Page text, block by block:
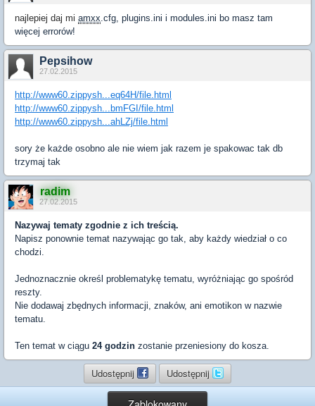
najlepiej daj mi amxx .cfg, plugins.ini i modules.ini bo masz tam
więcej errorów!
Pepsihow
27.02.2015
http://www60.zippysh...eq64H/file.html
http://www60.zippysh...bmFGI/file.html
http://www60.zippysh...ahLZj/file.html
sory że każde osobno ale nie wiem jak razem je spakowac tak db
trzymaj tak
radim
27.02.2015
Nazywaj tematy zgodnie z ich treścią.
Napisz ponownie temat nazywając go tak, aby każdy wiedział o co
chodzi.
Jednoznacznie określ problematykę tematu, wyróżniając go spośród
reszty.
Nie dodawaj zbędnych informacji, znaków, ani emotikon w nazwie
tematu.
Ten temat w ciągu 24 godzin zostanie przeniesiony do kosza.
Udostępnij Udostępnij